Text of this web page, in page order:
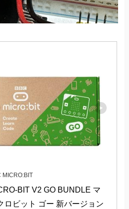
MICRO:BIT
BIT V2 GO BUNDLE マ
ロビット ゴー 新バージョン